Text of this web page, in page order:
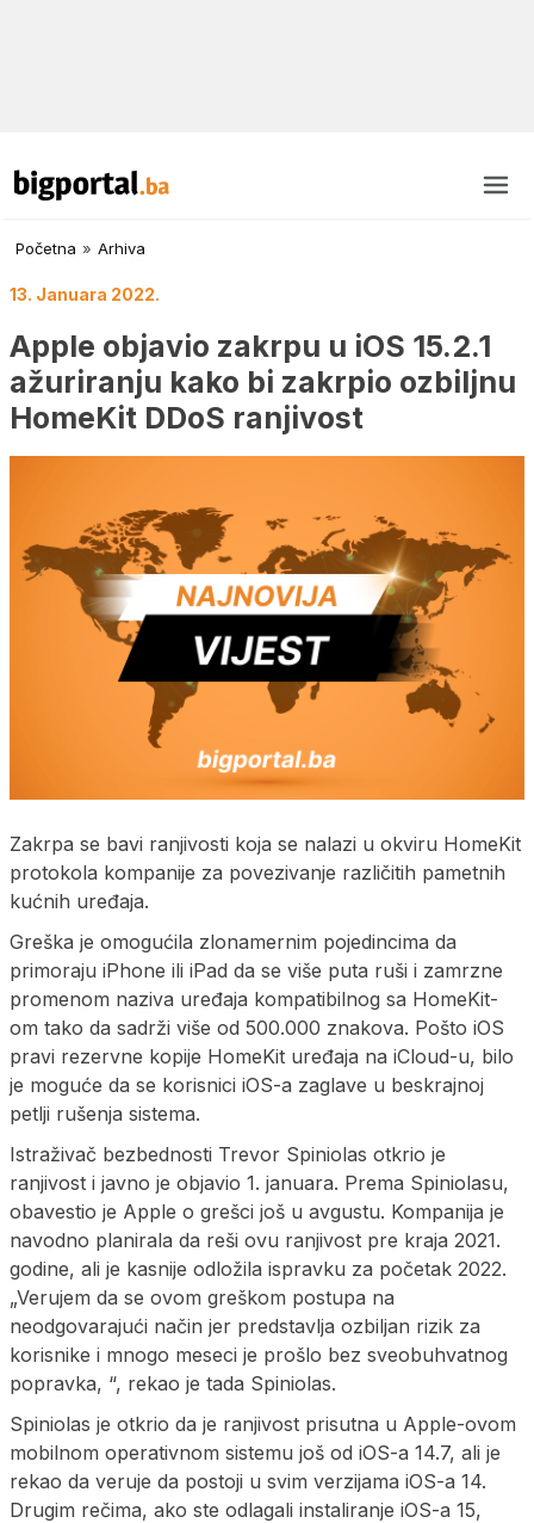
Početna » Arhiva
13. Januara 2022.
Apple objavio zakrpu u iOS 15.2.1
ažuriranju kako bi zakrpio ozbiljnu
HomeKit DDoS ranjivost
Zakrpa se bavi ranjivosti koja se nalazi u okviru HomeKit
protokola kompanije za povezivanje različitih pametnih
kućnih uređaja.
Greška je omogućila zlonamernim pojedincima da
primoraju iPhone ili iPad da se više puta ruši i zamrzne
promenom naziva uređaja kompatibilnog sa HomeKit-
om tako da sadrži više od 500.000 znakova. Pošto iOS
pravi rezervne kopije HomeKit uređaja na iCloud-u, bilo
je moguće da se korisnici iOS-a zaglave u beskrajnoj
petlji rušenja sistema.
Istraživač bezbednosti Trevor Spiniolas otkrio je
ranjivost i javno je objavio 1. januara. Prema Spiniolasu,
obavestio je Apple o grešci još u avgustu. Kompanija je
navodno planirala da reši ovu ranjivost pre kraja 2021.
godine, ali je kasnije odložila ispravku za početak 2022.
„Verujem da se ovom greškom postupa na
neodgovarajući način jer predstavlja ozbiljan rizik za
korisnike i mnogo meseci je prošlo bez sveobuhvatnog
popravka, “, rekao je tada Spiniolas.
Spiniolas je otkrio da je ranjivost prisutna u Apple-ovom
mobilnom operativnom sistemu još od iOS-a 14.7, ali je
rekao da veruje da postoji u svim verzijama iOS-a 14.
Drugim rečima, ako ste odlagali instaliranje iOS-a 15,